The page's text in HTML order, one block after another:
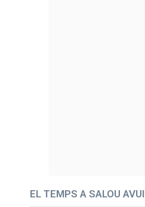
EL TEMPS A SALOU AVUI